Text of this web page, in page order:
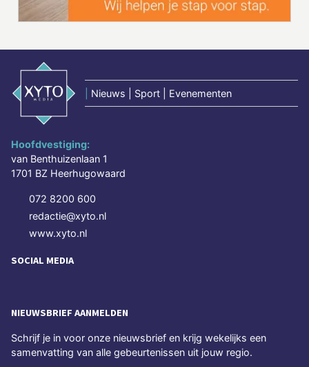
Nieuws | Sport | Evenementen
Hoofdvestiging:
van Benthuizenlaan 1
1701 BZ Heerhugowaard
072 8200 600
redactie@xyto.nl
www.xyto.nl
SOCIAL MEDIA
NIEUWSBRIEF AANMELDEN
Schrijf je in voor onze nieuwsbrief en krijg wekelijks een
samenvatting van alle gebeurtenissen uit jouw regio.